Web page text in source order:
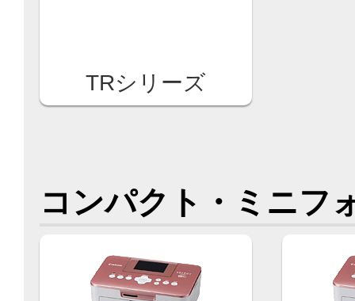
TRシリーズ
コンパクト・ミニフ